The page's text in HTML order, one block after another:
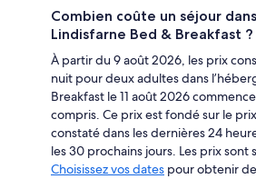
Combien coûte un séjour
Lindisfarne Bed & Breakfast ?
À partir du 9 août 2026, les prix
nuit pour deux adultes dans
Breakfast le 11 août 2026
compris. Ce prix est fondé sur le
constaté dans les dernières 24
les 30 prochains jours. Les prix
Choisissez vos dates pour obtenir